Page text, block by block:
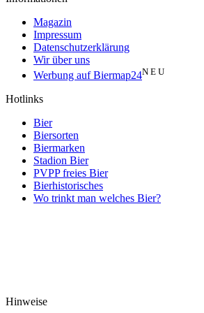
Magazin
Impressum
Datenschutzerklärung
Wir über uns
Werbung auf Biermap24N E U
Hotlinks
Bier
Biersorten
Biermarken
Stadion Bier
PVPP freies Bier
Bierhistorisches
Wo trinkt man welches Bier?
Hinweise